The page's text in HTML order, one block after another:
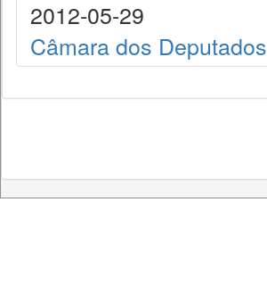
2012-05-29
Câmara dos Deputados